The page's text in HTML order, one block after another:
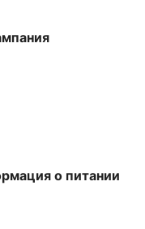
о питании